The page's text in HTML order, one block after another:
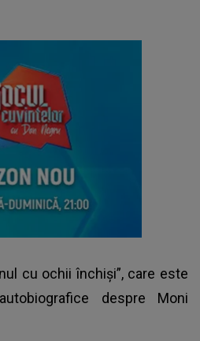
cu ochii închiși”, care este
despre Moni